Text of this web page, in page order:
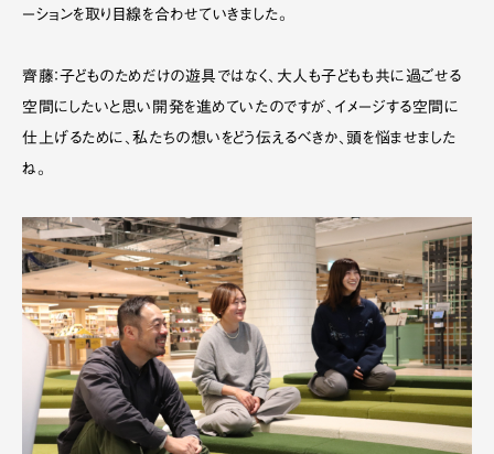
ーションを取り目線を合わせていきました。
齊藤：子どものためだけの遊具ではなく、大人も子どもも共に過ごせる
空間にしたいと思い開発を進めていたのですが、イメージする空間に
仕上げるために、私たちの想いをどう伝えるべきか、頭を悩ませました
ね。